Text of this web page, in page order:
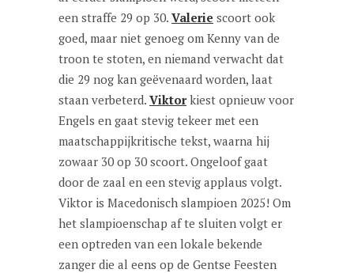
een straffe 29 op 30. Valerie scoort ook
goed, maar niet genoeg om Kenny van de
troon te stoten, en niemand verwacht dat
die 29 nog kan geëvenaard worden, laat
staan verbeterd. Viktorkiest opnieuw voor
Engels en gaat stevig tekeer met een
maatschappijkritische tekst, waarna hij
zowaar 30 op 30 scoort. Ongeloof gaat
door de zaal en een stevig applaus volgt.
Viktor is Macedonisch slampioen 2025! Om
het slampioenschap af te sluiten volgt er
een optreden van een lokale bekende
zanger die al eens op de Gentse Feesten